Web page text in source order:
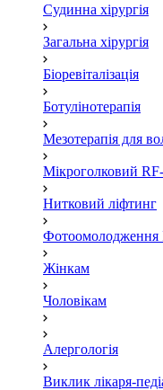
Судинна хірургія
Загальна хірургія
Біоревіталізація
Ботулінотерапія
Мезотерапія для
Мікроголковий
Нитковий ліфтинг
Фотоомолодження
Жінкам
Чоловікам
Алергологія
Виклик лікаря-